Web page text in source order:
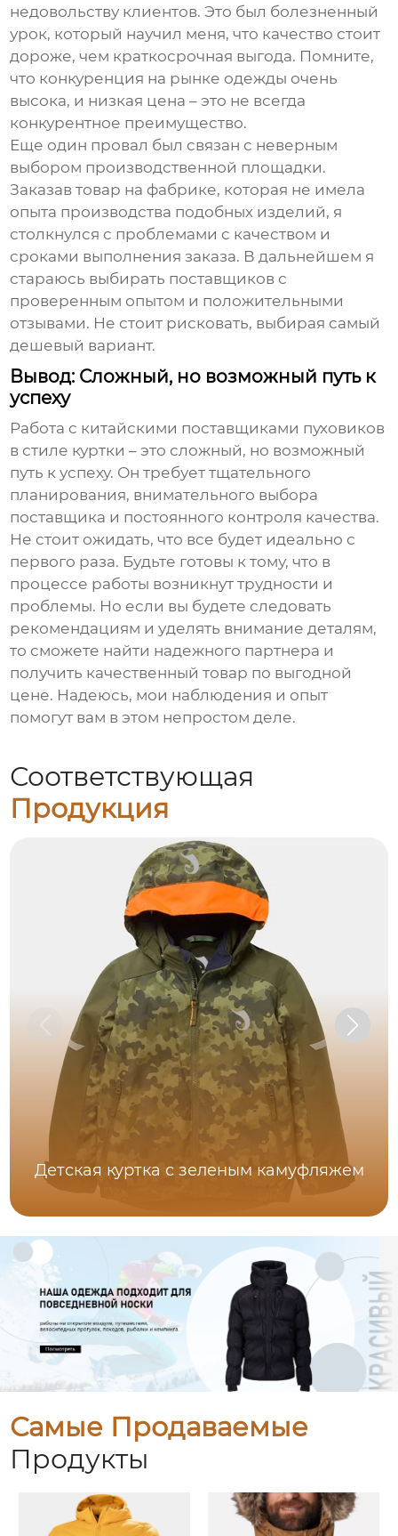
недовольству клиентов. Это был болезненный
урок, который научил меня, что качество стоит
дороже, чем краткосрочная выгода. Помните,
что конкуренция на рынке одежды очень
высока, и низкая цена – это не всегда
конкурентное преимущество.
Еще один провал был связан с неверным
выбором производственной площадки.
Заказав товар на фабрике, которая не имела
опыта производства подобных изделий, я
столкнулся с проблемами с качеством и
сроками выполнения заказа. В дальнейшем я
стараюсь выбирать поставщиков с
проверенным опытом и положительными
отзывами. Не стоит рисковать, выбирая самый
дешевый вариант.
Вывод: Сложный, но возможный путь к
успеху
Работа с китайскими поставщиками пуховиков
в стиле куртки – это сложный, но возможный
путь к успеху. Он требует тщательного
планирования, внимательного выбора
поставщика и постоянного контроля качества.
Не стоит ожидать, что все будет идеально с
первого раза. Будьте готовы к тому, что в
процессе работы возникнут трудности и
проблемы. Но если вы будете следовать
рекомендациям и уделять внимание деталям,
то сможете найти надежного партнера и
получить качественный товар по выгодной
цене. Надеюсь, мои наблюдения и опыт
помогут вам в этом непростом деле.
Соответствующая
Продукция
Детская куртка с зеленым камуфляжем
Самые Продаваемые
Продукты